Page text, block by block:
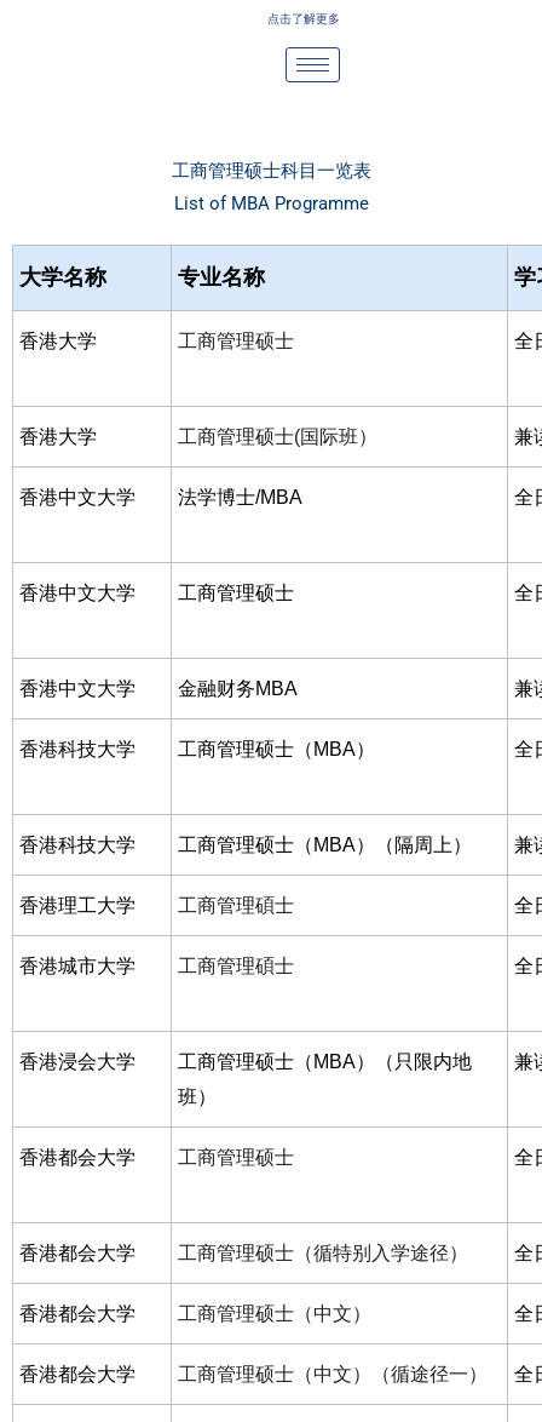
点击了解更多
工商管理硕士科目一览表
List of MBA Programme​
大学名称 专业名称 学
香港大学 工商管理硕士 全
香港大学 工商管理硕士(国际班） 兼
香港中文大学 法学博士/MBA 全
香港中文大学 工商管理硕士 全
香港中文大学 金融财务MBA 兼
香港科技大学 工商管理硕士（MBA） 全
香港科技大学 工商管理硕士（MBA）（隔周上） 兼
香港理工大学 工商管理碩士 全
香港城市大学 工商管理碩士 全
香港浸会大学
工商管理硕士（MBA）（只限内地
班）
兼
香港都会大学 工商管理硕士 全
香港都会大学 工商管理硕士（循特别入学途径） 全
香港都会大学 工商管理硕士（中文） 全
香港都会大学 工商管理硕士（中文）（循途径一） 全